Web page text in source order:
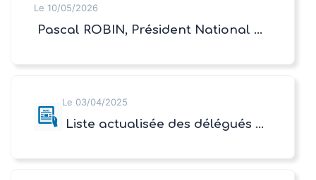
Le 10/05/2026
Pascal ROBIN, Président National d'Agea Senior
Le 03/04/2025
Liste actualisée des délégués Départementaux